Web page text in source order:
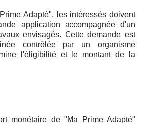
Adapté", les intéressés doivent
application accompagnée d'un
envisagés. Cette demande est
contrôlée par un organisme
l'éligibilité et le montant de la
monétaire de "Ma Prime Adapté"